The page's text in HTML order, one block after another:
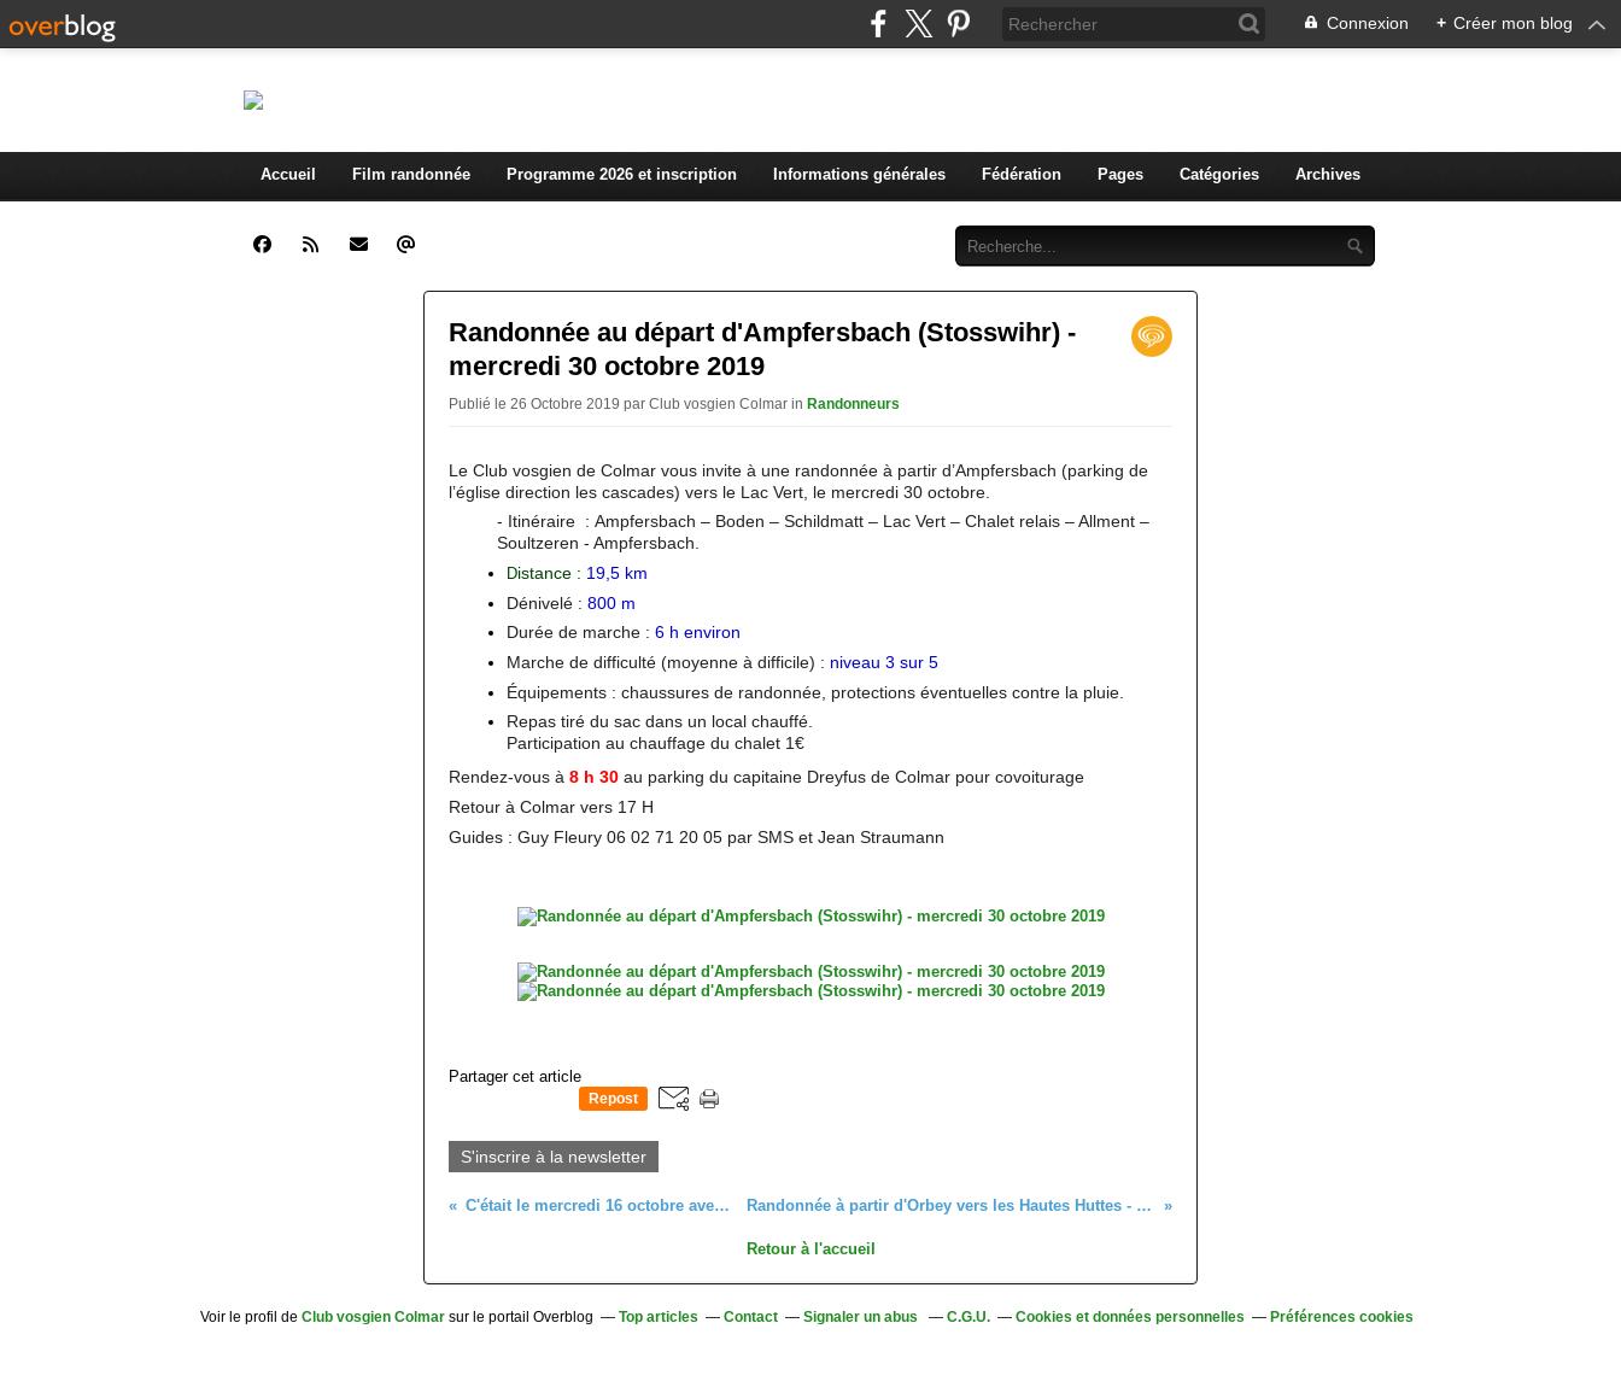
Connexion + Créer mon blog
Accueil Film randonnée Programme 2026 et inscription Informations générales Fédération Pages Catégories Archives
Randonnée au départ d'Ampfersbach (Stosswihr) -
mercredi 30 octobre 2019
Publié le 26 Octobre 2019 par Club vosgien Colmar in Randonneurs
Le Club vosgien de Colmar vous invite à une randonnée à partir d’Ampfersbach (parking de
l’église direction les cascades) vers le Lac Vert, le mercredi 30 octobre.
- Itinéraire : Ampfersbach – Boden – Schildmatt – Lac Vert – Chalet relais – Allment –
Soultzeren - Ampfersbach.
Distance : 19,5 km
Dénivelé : 800 m
Durée de marche : 6 h environ
Marche de difficulté (moyenne à difficile) : niveau 3 sur 5
Équipements : chaussures de randonnée, protections éventuelles contre la pluie.
Repas tiré du sac dans un local chauffé.
Participation au chauffage du chalet 1€
Rendez-vous à 8 h 30 au parking du capitaine Dreyfus de Colmar pour covoiturage
Retour à Colmar vers 17 H
Guides : Guy Fleury 06 02 71 20 05 par SMS et Jean Straumann
Partager cet article
Repost
S'inscrire à la newsletter
C'était le mercredi 16 octobre avec les randonneurs Randonnée à partir d'Orbey vers les Hautes Huttes - mercredi 6 novembre 2019
Retour à l'accueil
Voir le profil de Club vosgien Colmar sur le portail Overblog Top articles Contact Signaler un abus C.G.U. Cookies et données personnelles Préférences cookies